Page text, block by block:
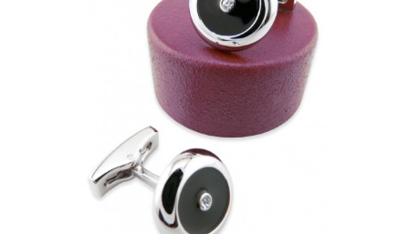
ASCOTS & LAVALLIÈRES
+
POCHETTES & BOUTONNIÈRES
BOUTONS DE MANCHETTE
PINCES & ÉPINGLES À CRAVATE
BALEINES DE COL